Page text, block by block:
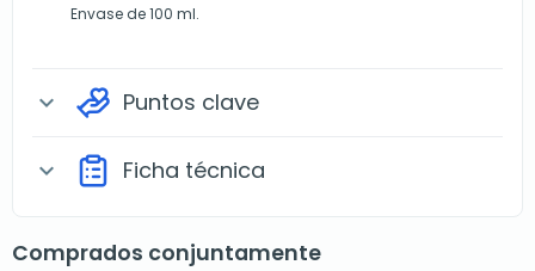
Envase de 100 ml.
expand_more Puntos clave
expand_more Ficha técnica
Comprados conjuntamente